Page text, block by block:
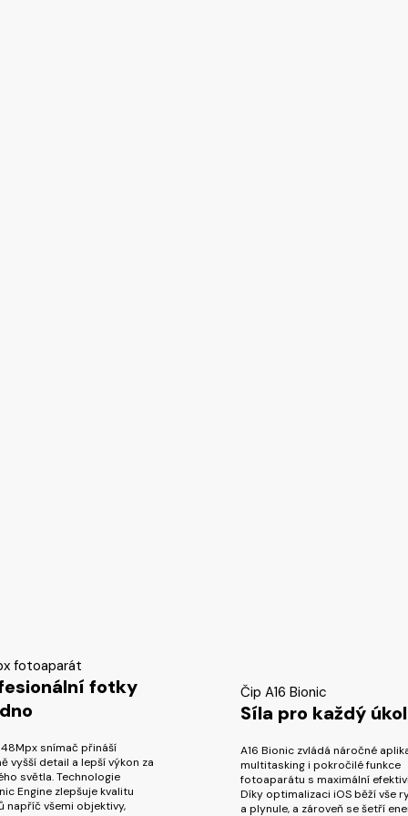
fotoaparát
fotky
snímač přináší
vyšší detail a lepší výkon za
světla. Technologie
Engine zlepšuje kvalitu
napříč všemi objektivy,
Čip A16 Bionic
Síla pro každý úkol
A16 Bionic zvládá náročné
multitasking i pokročilé funkce
fotoaparátu s maximální
Díky optimalizaci iOS běží vše
a plynule, a zároveň se šetří